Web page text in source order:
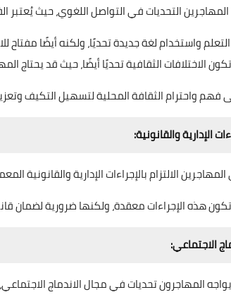
التحديات في التواصل اللغوي، حيث يُعتبر
واستخدام لغة جديدة تحديًا، ولكنه أيضًا مفتاح
الاختلافات الثقافية تحديًا أيضًا، حيث قد يحتاج
واحترام الثقافة المحلية لتسهيل التكيف
الالتزام بالإجراءات الإدارية
هذه الإجراءات معقدة، ولكنها ضرورية لضمان
المهاجرون تحديات في مجال الاندماج